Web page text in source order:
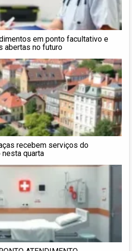
em ponto facultativo e
abertas no futuro
recebem serviços do
nesta quarta